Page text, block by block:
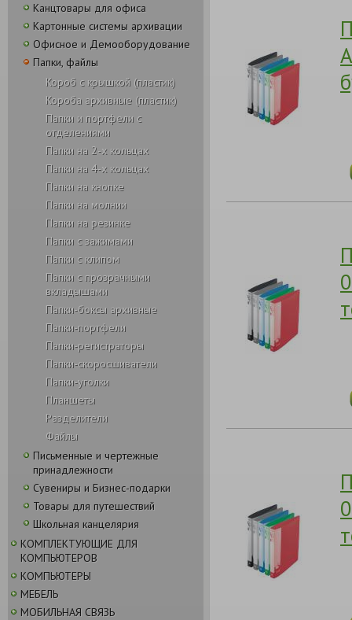
Канцтовары для офиса
Картонные системы архивации
Офисное и Демооборудование
Папки, файлы
Короб с крышкой (пластик)
Короба архивные (пластик)
Папки и портфели с
отделениями
Папки на 2-х кольцах
Папки на 4-х кольцах
Папки на кнопке
Папки на молнии
Папки на резинке
Папки с зажимами
Папки с клипом
Папки с прозрачными
вкладышами
Папки-боксы архивные
Папки-портфели
Папки-регистраторы
Папки-скоросшиватели
Папки-уголки
Планшеты
Разделители
Файлы
Письменные и чертежные
принадлежности
Сувениры и Бизнес-подарки
Товары для путешествий
Школьная канцелярия
КОМПЛЕКТУЮЩИЕ ДЛЯ
КОМПЬЮТЕРОВ
КОМПЬЮТЕРЫ
МЕБЕЛЬ
МОБИЛЬНАЯ СВЯЗЬ